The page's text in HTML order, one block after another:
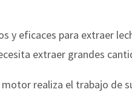
y eficaces para extraer
extraer grandes
realiza el trabajo de